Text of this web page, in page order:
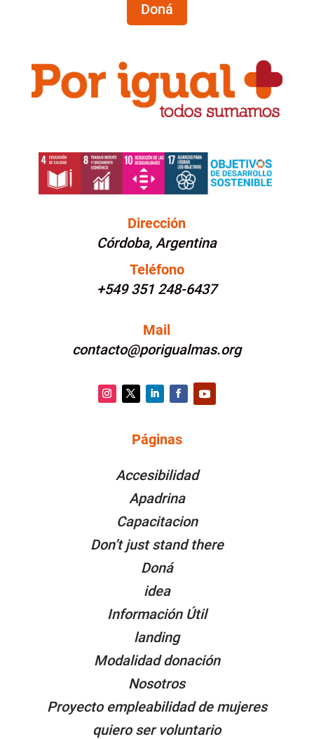
Doná
Dirección
Córdoba, Argentina
Teléfono
+549 351 248-6437
Mail
contacto@porigualmas.org
Facebook
Páginas
Accesibilidad
Apadrina
Capacitacion
Don’t just stand there
Doná
idea
Información Útil
landing
Modalidad donación
Nosotros
Proyecto empleabilidad de mujeres
quiero ser voluntario